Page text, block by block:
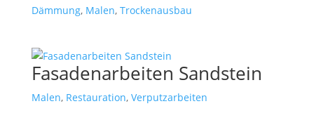
Dämmung, Malen, Trockenausbau
Fasadenarbeiten Sandstein
Malen, Restauration, Verputzarbeiten